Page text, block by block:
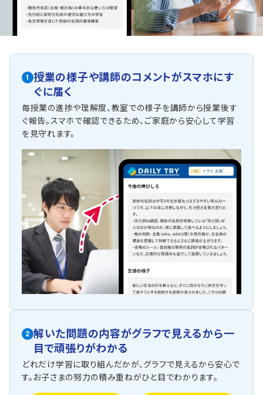
1
授業の様子や講師のコメントがスマホにす
ぐに届く
毎授業の進捗や理解度、教室での様子を講師から授業後す
ぐ報告。スマホで確認できるため、ご家庭から安心して学習
を見守れます。
2 解いた問題の内容がグラフで見えるから一
目で頑張りがわかる
どれだけ学習に取り組んだかが、グラフで見えるから安心で
す。お子さまの努力の積み重ねがひと目でわかります。